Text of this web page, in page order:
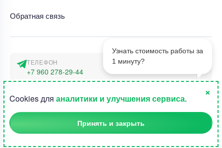
1
Узнать стоимость работы за
1 минуту?
Обратная связь
ТЕЛЕФОН
+7 960 278-29-44
г. Москва, наб. Тараса Шевченко 23а
©2015-2026, Студландия -
Cookies для аналитики и улучшения сервиса.
×
Принять и закрыть